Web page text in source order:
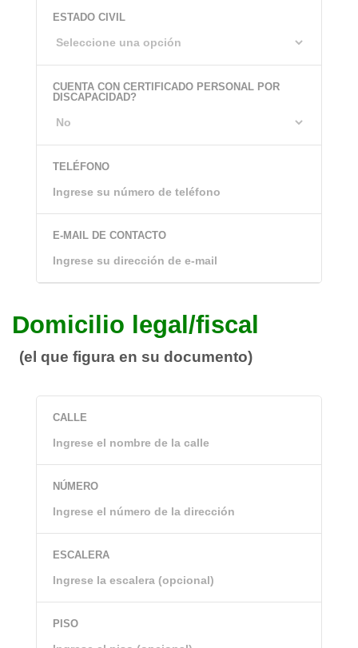
ESTADO CIVIL
CUENTA CON CERTIFICADO PERSONAL POR
DISCAPACIDAD?
TELÉFONO
E-MAIL DE CONTACTO
Domicilio legal/fiscal
(el que figura en su documento)
CALLE
NÚMERO
ESCALERA
PISO